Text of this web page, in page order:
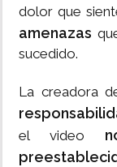
dolor que
amenazas
sucedido.
La creadora
el video